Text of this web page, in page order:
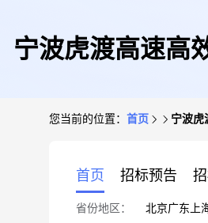
宁波虎渡高速高
您当前的位置： 首页 宁波虎
首页 招标预告
省份地区： 北京广东 上